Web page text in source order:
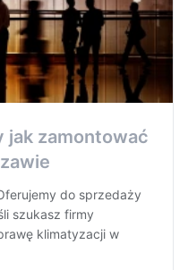
jak zamontować
do sprzedaży
szukasz firmy
klimatyzacji w